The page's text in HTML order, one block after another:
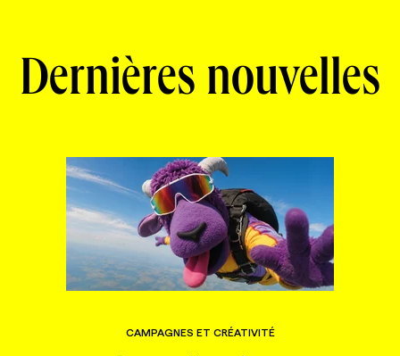
Dernières nouvelles
CAMPAGNES ET CRÉATIVITÉ